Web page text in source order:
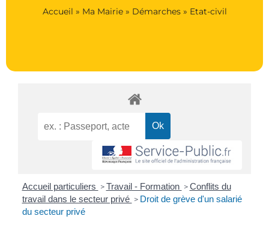
Accueil » Ma Mairie» Démarches» Etat-civil
Accueil particuliers > Travail - Formation > Conflits du
travail dans le secteur privé > Droit de grève d'un salarié
du secteur privé